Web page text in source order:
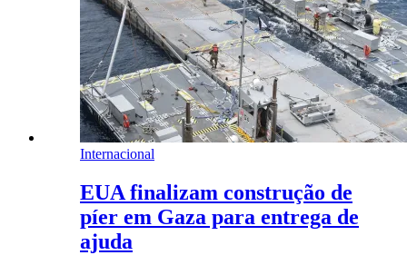
Internacional
EUA finalizam construção de
píer em Gaza para entrega de
ajuda